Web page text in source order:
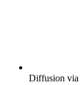
Diffusion via